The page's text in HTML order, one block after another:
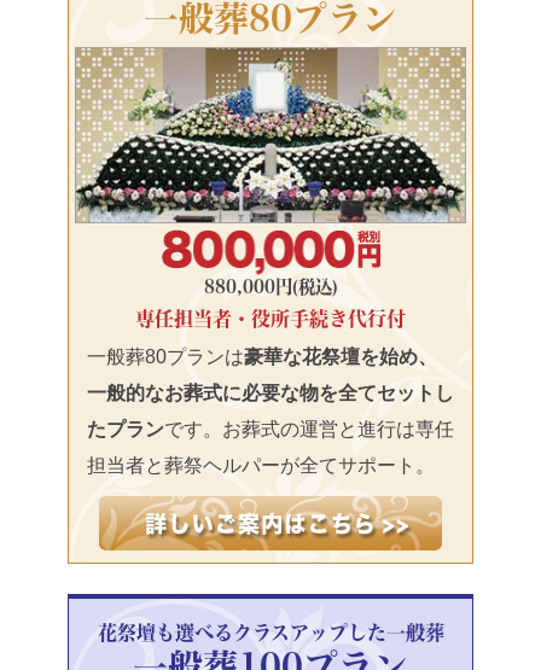
一般葬80プラン
880,000円(税込)
専任担当者・役所手続き代行付
一般葬80プランは豪華な花祭壇を始め、
一般的なお葬式に必要な物を全てセットし
たプランです。お葬式の運営と進行は専任
担当者と葬祭ヘルパーが全てサポート。
花祭壇も選べるクラスアップした一般葬